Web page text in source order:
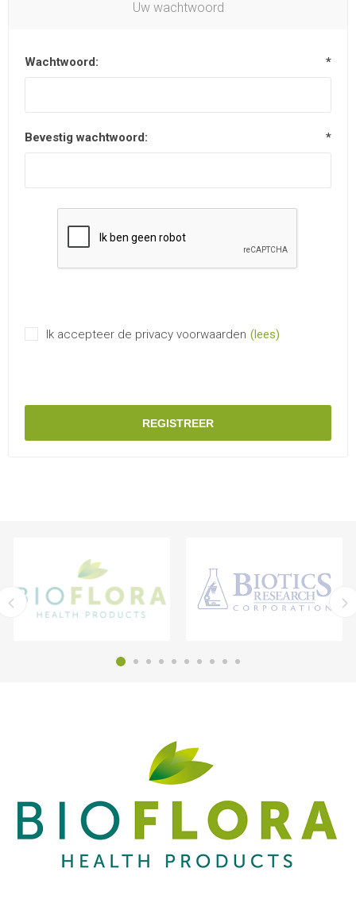
Uw wachtwoord
Wachtwoord: *
Bevestig wachtwoord: *
Ik accepteer de privacy voorwaarden (lees)
REGISTREER